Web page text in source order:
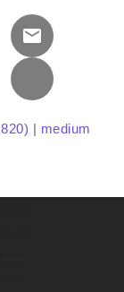
| medium